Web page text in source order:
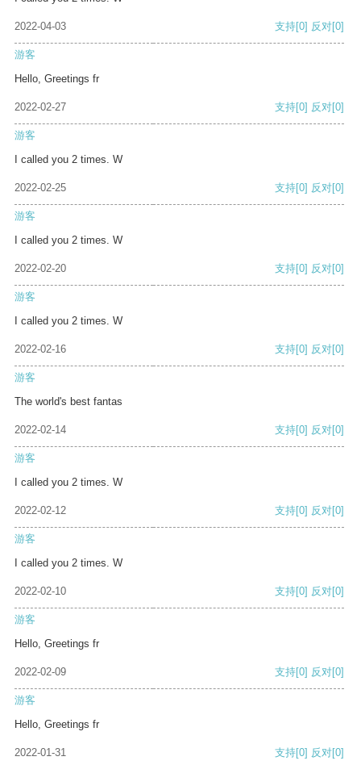
2022-04-03 支持[0] 反对[0]
游客
Hello, Greetings fr
2022-02-27 支持[0] 反对[0]
游客
I called you 2 times. W
2022-02-25 支持[0] 反对[0]
游客
I called you 2 times. W
2022-02-20 支持[0] 反对[0]
游客
I called you 2 times. W
2022-02-16 支持[0] 反对[0]
游客
The world's best fantas
2022-02-14 支持[0] 反对[0]
游客
I called you 2 times. W
2022-02-12 支持[0] 反对[0]
游客
I called you 2 times. W
2022-02-10 支持[0] 反对[0]
游客
Hello, Greetings fr
2022-02-09 支持[0] 反对[0]
游客
Hello, Greetings fr
2022-01-31 支持[0] 反对[0]